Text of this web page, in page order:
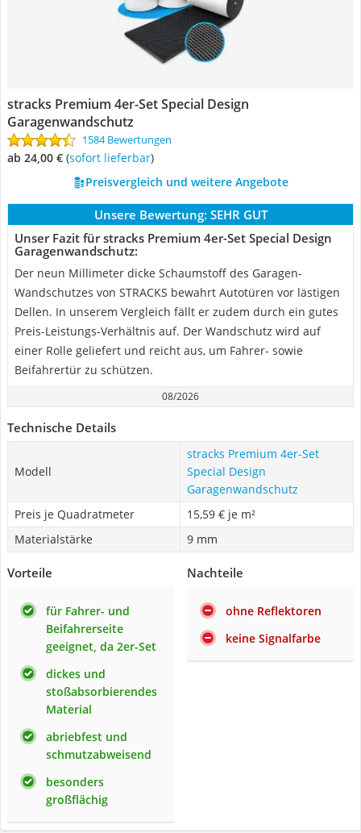
stracks Premium 4er-Set Special Design
Garagenwandschutz
1584 Bewertungen
ab 24,00 € ( Sofort lieferbar)
Preisvergleich und weitere Angebote
Unsere Bewertung: SEHR GUT
Unser Fazit für stracks Premium 4er-Set Special Design
Garagenwandschutz:
Der neun Millimeter dicke Schaumstoff des Garagen-
Wandschutzes von STRACKS bewahrt Autotüren vor lästigen
Dellen. In unserem Vergleich fällt er zudem durch ein gutes
Preis-Leistungs-Verhältnis auf. Der Wandschutz wird auf
einer Rolle geliefert und reicht aus, um Fahrer- sowie
Beifahrertür zu schützen.
08/2026
Technische Details
Modell
stracks Premium 4er-Set
Special Design
Garagenwandschutz
Preis je Quadratmeter
15,59 € je m²
Materialstärke
9 mm
Vorteile
für Fahrer- und
Beifahrerseite
geeignet, da 2er-Set
dickes und
stoßabsorbierendes
Material
abriebfest und
schmutzabweisend
besonders
großflächig
Nachteile
ohne Reflektoren
keine Signalfarbe